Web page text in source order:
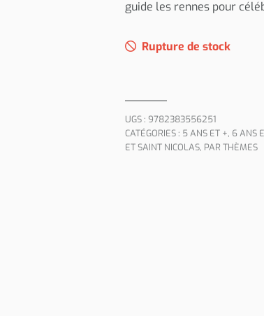
guide les rennes pour
Rupture de stock
UGS : 9782383556251
CATÉGORIES : 5 ANS ET +, 6 ANS
ET SAINT NICOLAS, PAR THÈMES